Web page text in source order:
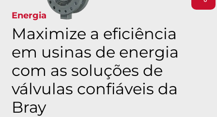
Energia
Maximize a eficiência
em usinas de energia
com as soluções de
válvulas confiáveis da
Bray